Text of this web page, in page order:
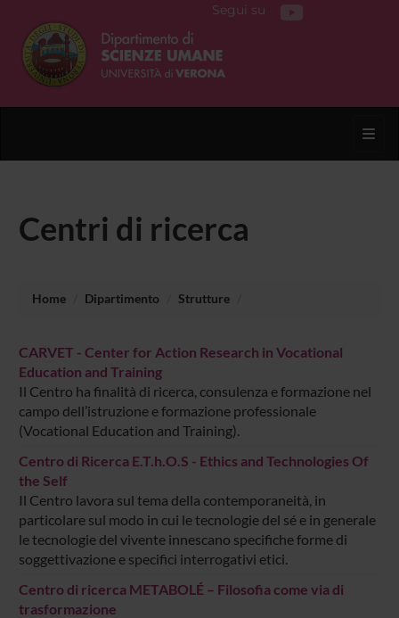
Segui su
Centri di ricerca
Home Dipartimento Strutture
CARVET - Center for Action Research in Vocational
Education and Training
Il Centro ha finalità di ricerca, consulenza e formazione nel
campo dell’istruzione e formazione professionale
(Vocational Education and Training).
Centro di Ricerca E.T.h.O.S - Ethics and Technologies Of
the Self
Il Centro lavora sul tema della contemporaneità, in
particolare sul modo in cui le tecnologie del sé e in generale
le tecnologie del vivente innescano specifiche forme di
soggettivazione e specifici interrogativi etici.
Centro di ricerca METABOLÉ – Filosofia come via di
trasformazione